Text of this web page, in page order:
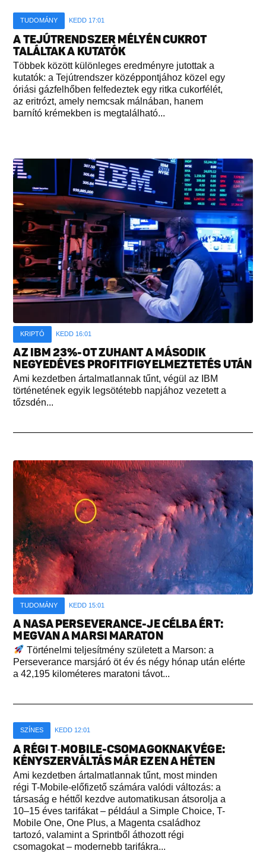
TUDOMÁNY KEDD 17:01
A TEJÚTRENDSZER MÉLYÉN CUKROT
TALÁLTAK A KUTATÓK
Többek között különleges eredményre jutottak a
kutatók: a Tejútrendszer középpontjához közel egy
óriási gázfelhőben felfedeztek egy ritka cukorfélét,
az eritrózt, amely nemcsak málnában, hanem
barnító krémekben is megtalálható...
KRIPTÓ KEDD 16:01
AZ IBM 23%-OT ZUHANT A MÁSODIK
NEGYEDÉVES PROFITFIGYELMEZTETÉS UTÁN
Ami kezdetben ártalmatlannak tűnt, végül az IBM
történetének egyik legsötétebb napjához vezetett a
tőzsdén...
TUDOMÁNY KEDD 15:01
A NASA PERSEVERANCE-JE CÉLBA ÉRT:
MEGVAN A MARSI MARATON
Történelmi teljesítmény született a Marson: a
Perseverance marsjáró öt év és négy hónap után elérte
a 42,195 kilométeres maratoni távot...
SZÍNES KEDD 12:01
A RÉGI T‑MOBILE-CSOMAGOKNAK VÉGE:
KÉNYSZERVÁLTÁS MÁR EZEN A HÉTEN
Ami kezdetben ártalmatlannak tűnt, most minden
régi T-Mobile-előfizető számára valódi változás: a
társaság e héttől kezdve automatikusan átsorolja a
10–15 éves tarifákat – például a Simple Choice, T-
Mobile One, One Plus, a Magenta családhoz
tartozó, valamint a Sprintből áthozott régi
csomagokat – modernebb tarifákra...